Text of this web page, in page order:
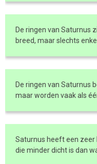
De ringen van Saturnus
breed, maar slechts
De ringen van Saturnus
maar worden vaak als
Saturnus heeft een zeer
die minder dicht is dan